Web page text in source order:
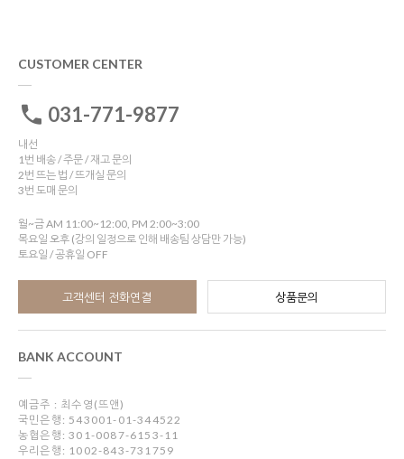
CUSTOMER CENTER
031-771-9877
내선
1번 배송 / 주문 / 재고 문의
2번 뜨는 법 / 뜨개실 문의
3번 도매 문의
월~금 AM 11:00~12:00, PM 2:00~3:00
목요일 오후 (강의 일정으로 인해 배송팀 상담만 가능)
토요일 / 공휴일 OFF
고객센터 전화연결 상품문의
BANK ACCOUNT
예금주 : 최수영(뜨앤)
국민은행: 543001-01-344522
농협은행: 301-0087-6153-11
우리은행: 1002-843-731759